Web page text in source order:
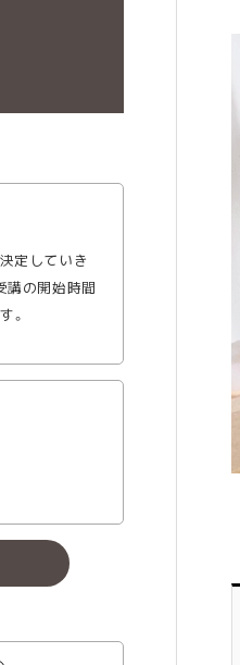
定していき
講の開始時間
。